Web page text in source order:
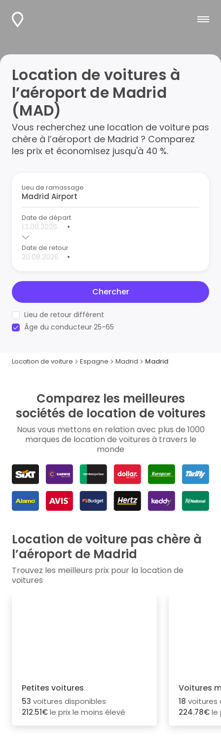
Location de voitures à
l’aéroport de Madrid
(MAD)
Vous recherchez une location de voiture pas
chère à l’aéroport de Madrid ? Comparez
les prix et économisez jusqu'à 40 %.
Lieu de ramassage
Date de départ
•
Date de retour
•
Chercher
Lieu de retour différent
Âge du conducteur 25-65
Location de voiture Espagne Madrid Madrid
Comparez les meilleures
sociétés de location de voitures
Nous vous mettons en relation avec plus de 1000
marques de location de voitures à travers le
monde
Location de voiture pas chère à
l’aéroport de Madrid
Trouvez les meilleurs prix pour la location de
voitures
Petites voitures
53 voitures disponibles
212.51€le prix le moins élevé
Voitures
18 voitures
224.78€le